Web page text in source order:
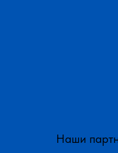
Наши